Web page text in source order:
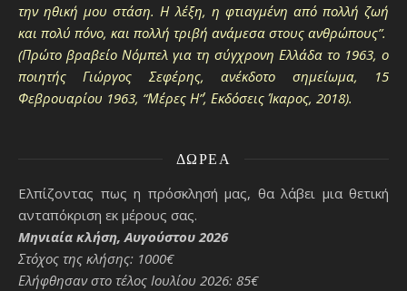
την ηθική μου στάση. Η λέξη, η φτιαγμένη από πολλή ζωή
και πολύ πόνο, και πολλή τριβή ανάμεσα στους ανθρώπους”.
(Πρώτο βραβείο Νόμπελ για τη σύγχρονη Ελλάδα το 1963, ο
ποιητής Γιώργος Σεφέρης, ανέκδοτο σημείωμα, 15
Φεβρουαρίου 1963, “Μέρες Η΄”, Εκδόσεις Ίκαρος, 2018).
ΔΩΡΕΆ
Ελπίζοντας πως η πρόσκλησή μας, θα λάβει μια θετική
ανταπόκριση εκ μέρους σας.
Μηνιαία κλήση, Αυγούστου 2026
Στόχος της κλήσης: 1000€
Ελήφθησαν στο τέλος Ιουλίου 2026: 85€